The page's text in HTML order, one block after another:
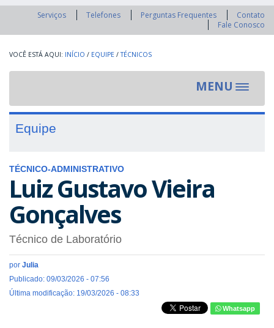
Serviços Telefones Perguntas Frequentes
Contato
Fale Conosco
INÍCIO / EQUIPE / TÉCNICOS
MENU
Toggle
Equipe
TÉCNICO-ADMINISTRATIVO
Luiz Gustavo Vieira
Gonçalves
Técnico de Laboratório
por Julia
Publicado: 09/03/2026 - 07:56
Última modificação: 19/03/2026 - 08:33
Whatsapp